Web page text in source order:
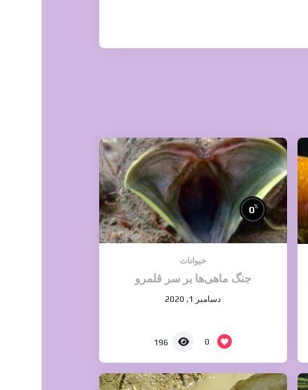
0%
حیوانات
جنگ ماهی‌ها بر سر قلمرو
دسامبر 1, 2020
0
196